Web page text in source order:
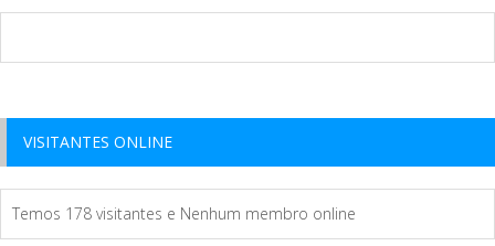
VISITANTES ONLINE
Temos 178 visitantes e Nenhum membro online